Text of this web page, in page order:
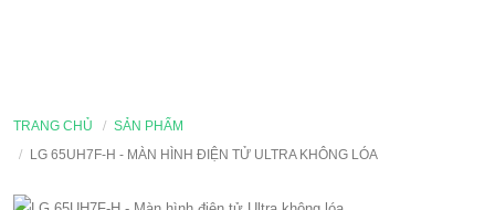
TRANG CHỦ
SẢN PHẨM
LG 65UH7F-H - MÀN HÌNH ĐIỆN TỬ ULTRA KHÔNG LÓA